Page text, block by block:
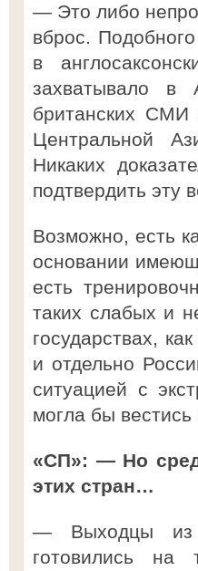
— Это либо
вброс.
в
захватывало в
британских СМИ
Центральной
Никаких
подтвердить эту
Возможно, есть
основании
есть
таких слабых и
государствах,
и отдельно
ситуацией с
могла бы вестись
«СП»: — Но
этих стран…
— Выходцы из
готовились на